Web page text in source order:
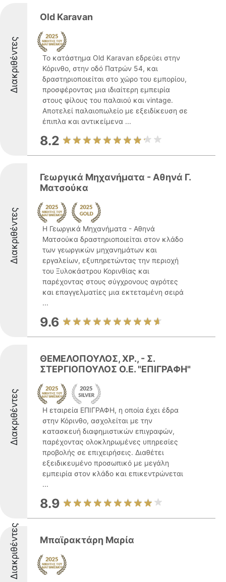
Διακριθέντες
Old Karavan
Το κατάστημα Old Karavan εδρεύει στην
Κόρινθο, στην οδό Πατρών 54, και
δραστηριοποιείται στο χώρο του εμπορίου,
προσφέροντας μια ιδιαίτερη εμπειρία
στους φίλους του παλαιού και vintage.
Αποτελεί παλαιοπωλείο με εξειδίκευση σε
έπιπλα και αντικείμενα ...
8.2
Διακριθέντες
Γεωργικά Μηχανήματα - Αθηνά Γ.
Ματσούκα
Η Γεωργικά Μηχανήματα - Αθηνά
Ματσούκα δραστηριοποιείται στον κλάδο
των γεωργικών μηχανημάτων και
εργαλείων, εξυπηρετώντας την περιοχή
του Ξυλοκάστρου Κορινθίας και
παρέχοντας στους σύγχρονους αγρότες
και επαγγελματίες μια εκτεταμένη σειρά
...
9.6
Διακριθέντες
ΘΕΜΕΛΟΠΟΥΛΟΣ, ΧΡ., - Σ.
ΣΤΕΡΓΙΟΠΟΥΛΟΣ Ο.Ε. "ΕΠΙΓΡΑΦΗ"
Η εταιρεία ΕΠΙΓΡΑΦΗ, η οποία έχει έδρα
στην Κόρινθο, ασχολείται με την
κατασκευή διαφημιστικών επιγραφών,
παρέχοντας ολοκληρωμένες υπηρεσίες
προβολής σε επιχειρήσεις. Διαθέτει
εξειδικευμένο προσωπικό με μεγάλη
εμπειρία στον κλάδο και επικεντρώνεται
...
8.9
Διακριθέντες Μπαϊρακτάρη Μαρία